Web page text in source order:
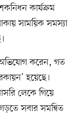
কার্যক্রম
সাময়িক সমস্যা
করেন, গত
হয়েছে।
লেকে গিয়ে
সবার সমন্বিত